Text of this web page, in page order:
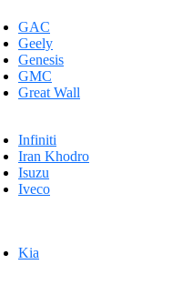
GAC
Geely
Genesis
GMC
Great Wall
Infiniti
Iran Khodro
Isuzu
Iveco
Kia